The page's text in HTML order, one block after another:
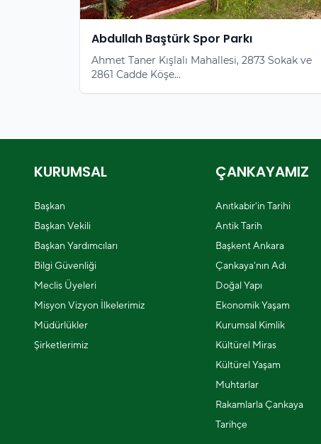
Abdullah Baştürk Spor Parkı
Ahmet Taner Kışlalı Mahallesi, 2873 Sokak ve
2861 Cadde Köşe...
KURUMSAL
Başkan
Başkan Vekili
Başkan Yardımcıları
Bilgi Güvenliği
Meclis Üyeleri
Misyon Vizyon İlkelerimiz
Müdürlükler
Şirketlerimiz
ÇANKAYAMIZ
Anıtkabir'in Tarihi
Antik Tarih
Başkent Ankara
Çankaya'nın Adı
Doğal Yapı
Ekonomik Yaşam
Kurumsal Kimlik
Kültürel Miras
Kültürel Yaşam
Muhtarlar
Rakamlarla Çankaya
Tarihçe